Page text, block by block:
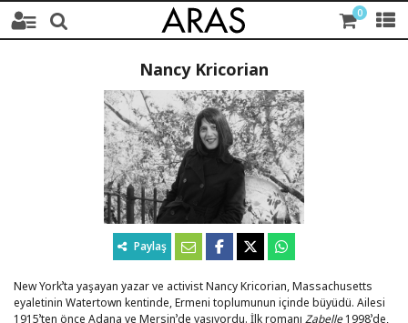
0
Nancy Kricorian
Paylaş
New York’ta yaşayan yazar ve activist Nancy Kricorian, Massachusetts
eyaletinin Watertown kentinde, Ermeni toplumunun içinde büyüdü. Ailesi
1915’ten önce Adana ve Mersin’de yaşıyordu. İlk romanı Zabelle1998’de,